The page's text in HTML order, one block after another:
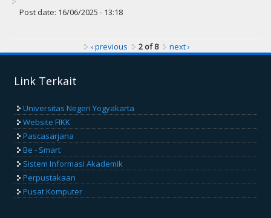
Post date: 16/06/2025 - 13:18
‹ previous 2 of 8 next ›
Link Terkait
Universitas Negeri Yogyakarta
Website FIKK
Pascasarjana
Be - Smart
Sistem Informasi Akademik
Perpustakaan
Pusat Komputer